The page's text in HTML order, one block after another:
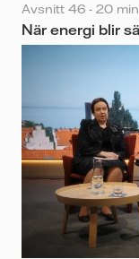
Avsnitt 46 - 20
När energi blir